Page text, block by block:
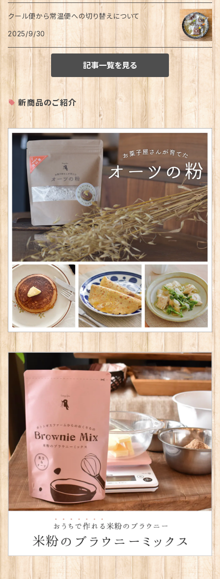
クール便から常温便への切り替えについて
2025/9/30
記事一覧を見る
新商品のご紹介